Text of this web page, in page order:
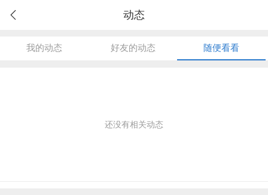
动态
我的动态 好友的动态 随便看看
还没有相关动态